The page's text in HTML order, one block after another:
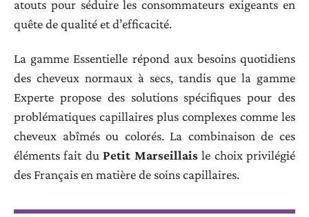
atouts pour séduire les consommateurs exigeants en
quête de qualité et d’efficacité.
La gamme Essentielle répond aux besoins quotidiens
des cheveux normaux à secs, tandis que la gamme
Experte propose des solutions spécifiques pour des
problématiques capillaires plus complexes comme les
cheveux abîmés ou colorés. La combinaison de ces
éléments fait duPetit Marseillaisle choix privilégié
des Français en matière de soins capillaires.